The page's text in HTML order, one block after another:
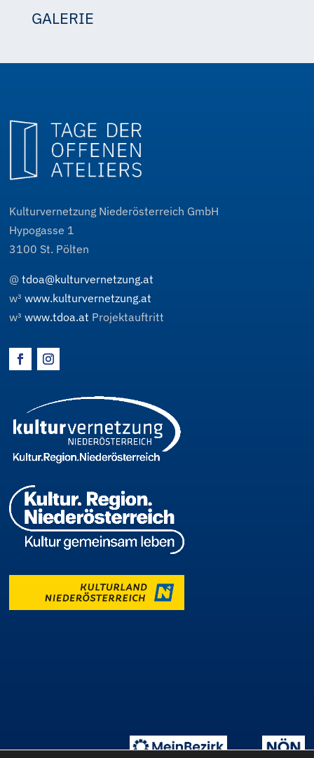
GALERIE
Kulturvernetzung Niederösterreich GmbH
Hypogasse 1
3100 St. Pölten
@tdoa@kulturvernetzung.at
w³www.kulturvernetzung.at
w³www.tdoa.at Projektauftritt